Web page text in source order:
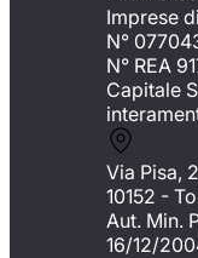
Imprese
N°
N° REA
Capitale
Via Pisa,
10152 -
Aut. Min.
16/12/